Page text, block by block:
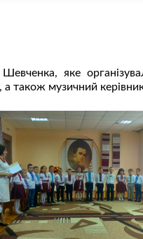
яке
а також музичний